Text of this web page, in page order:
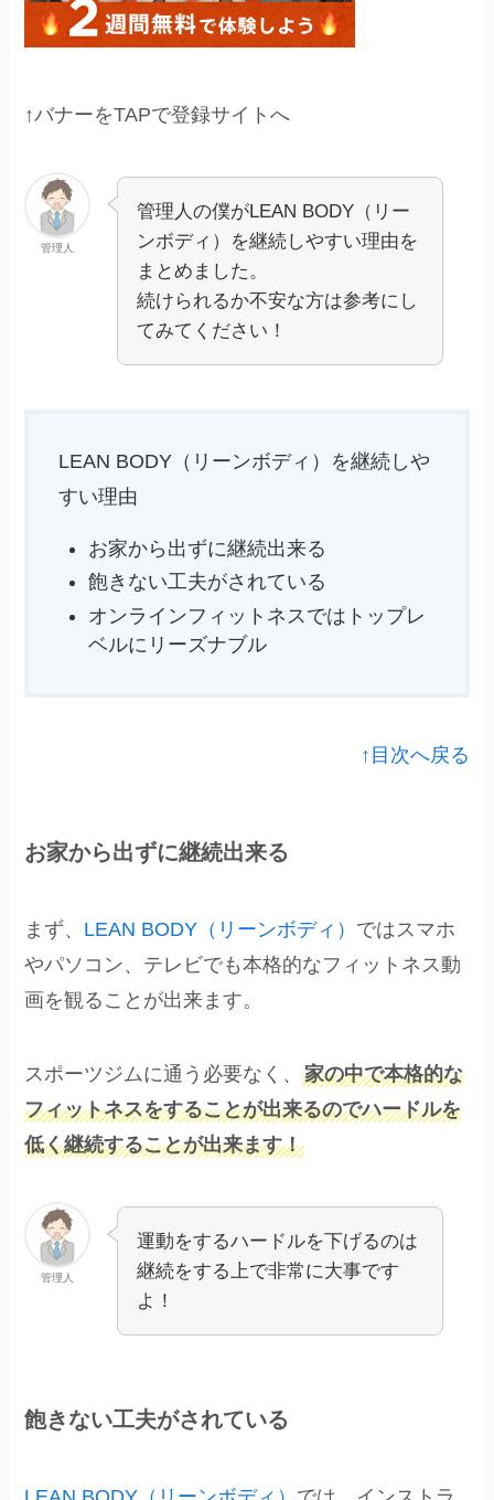
↑バナーをTAPで登録サイトへ
管理人
管理人の僕がLEAN BODY（リー
ンボディ）を継続しやすい理由を
まとめました。
続けられるか不安な方は参考にし
てみてください！
LEAN BODY（リーンボディ）を継続しや
すい理由
お家から出ずに継続出来る
飽きない工夫がされている
オンラインフィットネスではトップレ
ベルにリーズナブル
↑目次へ戻る
お家から出ずに継続出来る
まず、 LEAN BODY（リーンボディ） ではスマホ
やパソコン、テレビでも本格的なフィットネス動
画を観ることが出来ます。
スポーツジムに通う必要なく、家の中で本格的な
フィットネスをすることが出来るのでハードルを
低く継続することが出来ます！
管理人
運動をするハードルを下げるのは
継続をする上で非常に大事です
よ！
飽きない工夫がされている